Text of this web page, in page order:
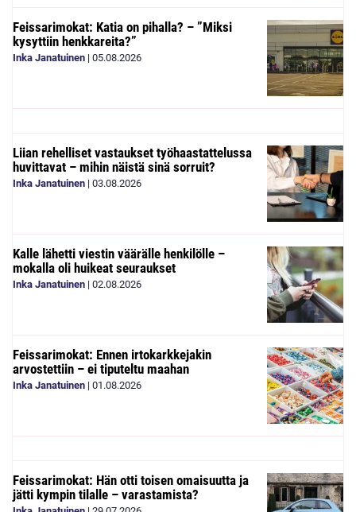
Feissarimokat: Katia on pihalla? – ”Miksi
kysyttiin henkkareita?”
Inka Janatuinen | 05.08.2026
Liian rehelliset vastaukset työhaastattelussa
huvittavat – mihin näistä sinä sorruit?
Inka Janatuinen | 03.08.2026
Kalle lähetti viestin väärälle henkilölle –
mokalla oli huikeat seuraukset
Inka Janatuinen | 02.08.2026
Feissarimokat: Ennen irtokarkkejakin
arvostettiin – ei tiputeltu maahan
Inka Janatuinen | 01.08.2026
Feissarimokat: Hän otti toisen omaisuutta ja
jätti kympin tilalle – varastamista?